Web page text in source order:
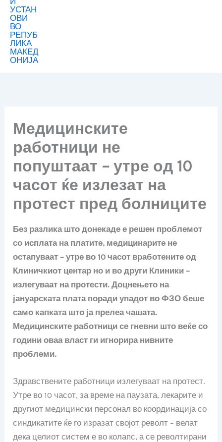
Медицинските
работници не
попуштаат – утре од 10
часот ќе излезат на
протест пред болниците
Без разлика што донекаде е решен проблемот
со исплата на платите, медицинарите не
остапуваат – утре во 10 часот вработените од
Клиничкиот центар но и во други Клиники –
излегуваат на протести. Доцнењето на
јануарската плата поради упадот во ФЗО беше
само капката што ја прелеа чашата.
Медицинските работници се гневни што веќе со
години оваа власт ги игнорира нивните
проблеми.
Здравствените работници излегуваат на протест.
Утре во 10 часот, за време на паузата, лекарите и
другиот медицински персонал во координација со
синдикатите ќе го изразат својот револт – велат
дека целиот систем е во колапс, а се револтирани